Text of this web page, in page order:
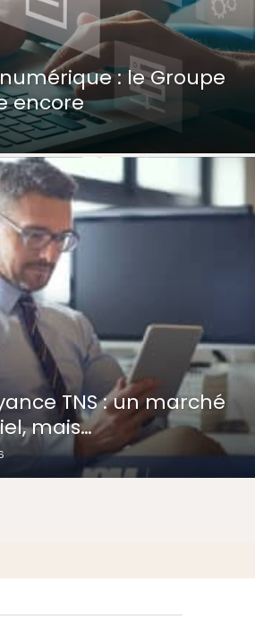
: le Groupe
encore
TNS : un marché
mais…